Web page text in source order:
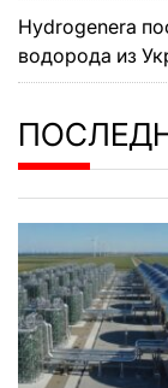
Hydrogenera
водорода из